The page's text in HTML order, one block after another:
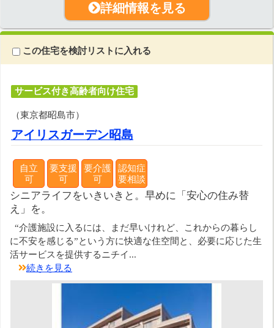
詳細情報を見る
この住宅を検討リストに入れる
サービス付き高齢者向け住宅
（東京都昭島市）
アイリスガーデン昭島
自立
可
要支援
可
要介護
可
認知症
要相談
シニアライフをいきいきと。早めに「安心の住み替
え」を。
“介護施設に入るには、まだ早いけれど、これからの暮らし
に不安を感じる”という方に快適な住空間と、必要に応じた生
活サービスを提供するニチイ...
続きを見る